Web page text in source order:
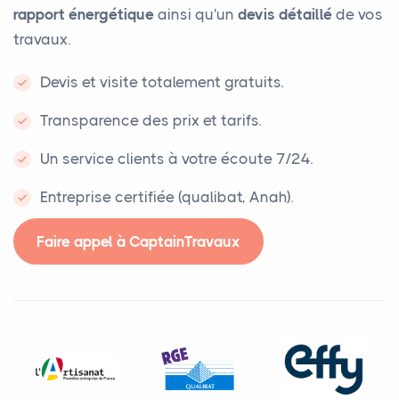
rapport énergétique ainsi qu'un devis détaillé de vos
travaux.
Devis et visite totalement gratuits.
Transparence des prix et tarifs.
Un service clients à votre écoute 7/24.
Entreprise certifiée (qualibat, Anah).
Faire appel à CaptainTravaux